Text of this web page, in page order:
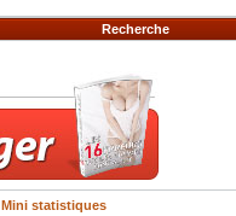
Recherche
Mini statistiques